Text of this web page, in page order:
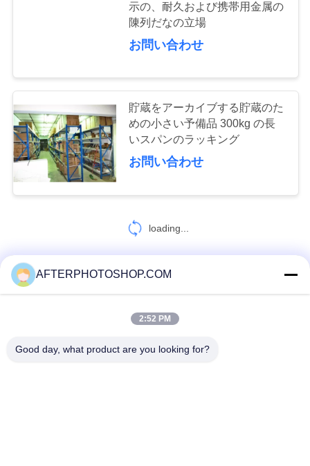
道具箱のキャビネ
ット
チック パレット
片持梁ラッキング
示の、耐久および携帯用金属の
陳列だなの立場
お問い合わせ
貯蔵をアーカイブする貯蔵のた
めの小さい予備品 300kg の長
いスパンのラッキング
お問い合わせ
loading...
お問い合わせ!
AFTERPHOTOSHOP.COM
2:52 PM
Good day, what product are you looking for?